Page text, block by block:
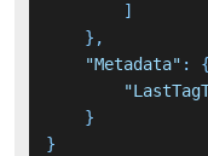
]
} ,
"Metadata" :
{
}
}